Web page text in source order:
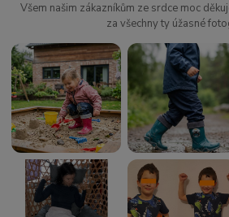
Všem našim zákazníkům ze srdce moc
za všechny ty úžasné